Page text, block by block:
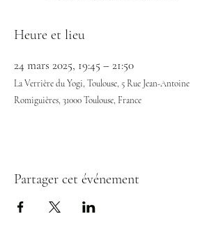
Heure et lieu
24 mars 2025, 19:45 – 21:50
La Verrière du Yogi, Toulouse, 5 Rue Jean-Antoine
Romiguières, 31000 Toulouse, France
Partager cet événement